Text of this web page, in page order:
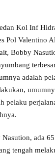
Kol Inf
Pol Valentino
Bobby
adalah
pelaku
ada
tengah